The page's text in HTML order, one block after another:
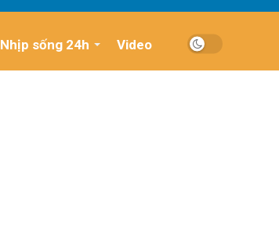
Nhịp sống 24h Video